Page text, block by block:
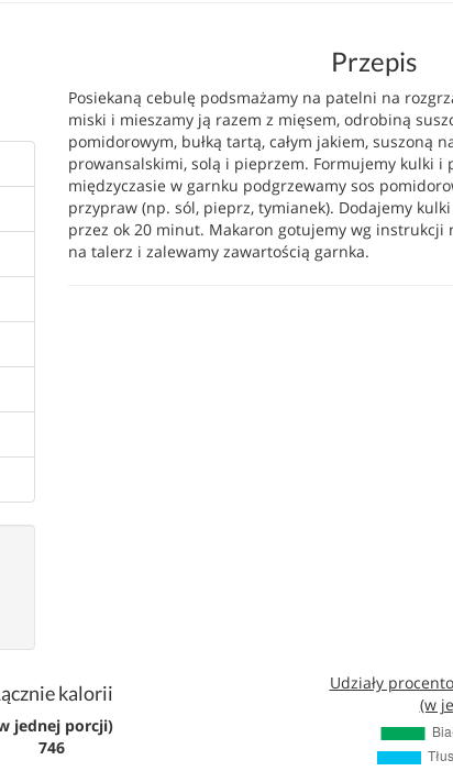
Przepis
Posiekaną cebulę podsmażamy na patelni na
miski i mieszamy ją razem z mięsem, odrobiną
pomidorowym, bułką tartą, całym jakiem, suszoną
prowansalskimi, solą i pieprzem. Formujemy kulki i
międzyczasie w garnku podgrzewamy sos
przypraw (np. sól, pieprz, tymianek). Dodajemy
przez ok 20 minut. Makaron gotujemy wg instrukcji
na talerz i zalewamy zawartością garnka.
kalorii
jednej porcji)
746
Udziały
(w